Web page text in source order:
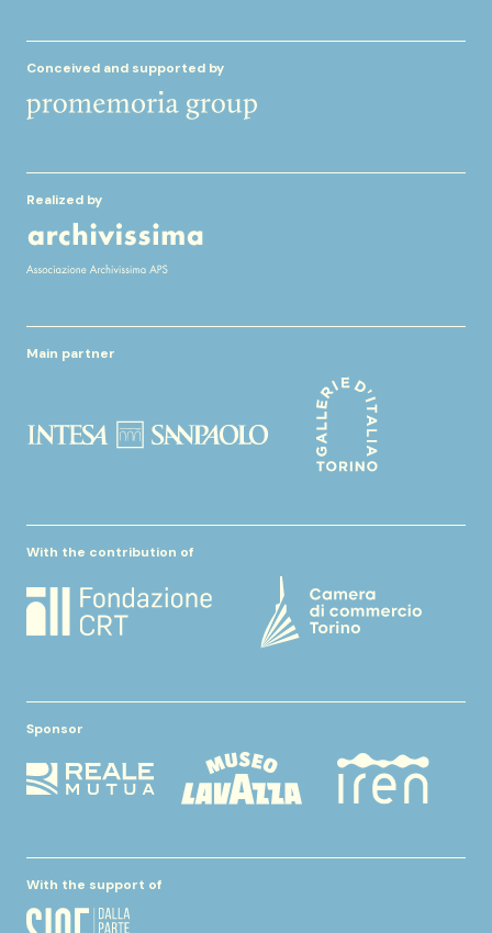
Conceived and supported by
Realized by
Main partner
With the contribution of
Sponsor
With the support of